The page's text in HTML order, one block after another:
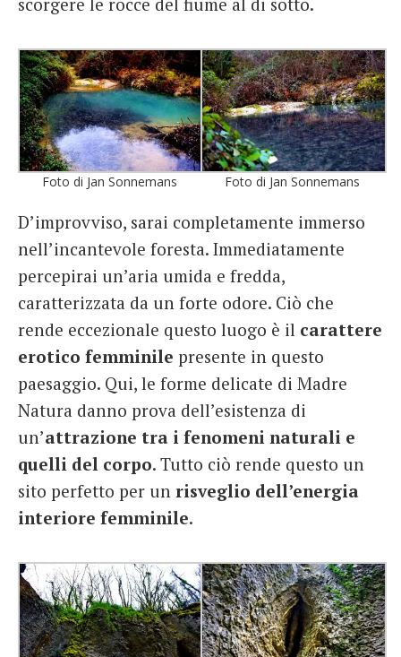
Foto di Jan Sonnemans Foto di Jan Sonnemans
D’improvviso, sarai completamente immerso
nell’incantevole foresta. Immediatamente
percepirai un’aria umida e fredda,
caratterizzata da un forte odore. Ciò che
rende eccezionale questo luogo è il carattere
erotico femminile presente in questo
paesaggio. Qui, le forme delicate di Madre
Natura danno prova dell’esistenza di
un’attrazione tra i fenomeni naturali e
quelli del corpo. Tutto ciò rende questo un
sito perfetto per un risveglio dell’energia
interiore femminile.